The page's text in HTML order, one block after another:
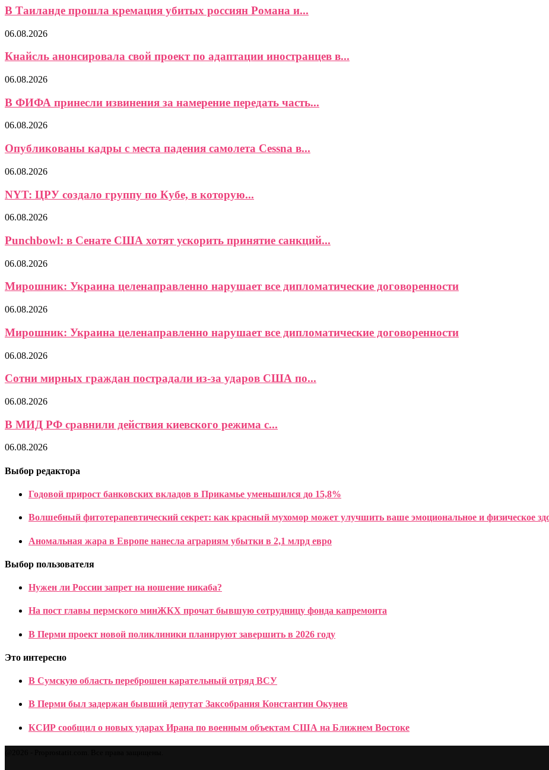
В Таиланде прошла кремация убитых россиян Романа и...
06.08.2026
Кнайсль анонсировала свой проект по адаптации иностранцев в...
06.08.2026
В ФИФА принесли извинения за намерение передать часть...
06.08.2026
Опубликованы кадры с места падения самолета Cessna в...
06.08.2026
NYT: ЦРУ создало группу по Кубе, в которую...
06.08.2026
Punchbowl: в Сенате США хотят ускорить принятие санкций...
06.08.2026
Мирошник: Украина целенаправленно нарушает все дипломатические договоренности
06.08.2026
Мирошник: Украина целенаправленно нарушает все дипломатические договоренности
06.08.2026
Сотни мирных граждан пострадали из-за ударов США по...
06.08.2026
В МИД РФ сравнили действия киевского режима с...
06.08.2026
Выбор редактора
Годовой прирост банковских вкладов в Прикамье уменьшился до 15,8%
Волшебный фитотерапевтический секрет: как красный мухомор может улучшить ваше эмоциональное и физическое
Аномальная жара в Европе нанесла аграриям убытки в 2,1 млрд евро
Выбор пользователя
Нужен ли России запрет на ношение никаба?
На пост главы пермского минЖКХ прочат бывшую сотрудницу фонда капремонта
В Перми проект новой поликлиники планируют завершить в 2026 году
Это интересно
В Сумскую область переброшен карательный отряд ВСУ
В Перми был задержан бывший депутат Заксобрания Константин Окунев
КСИР сообщил о новых ударах Ирана по военным объектам США на Ближнем Востоке